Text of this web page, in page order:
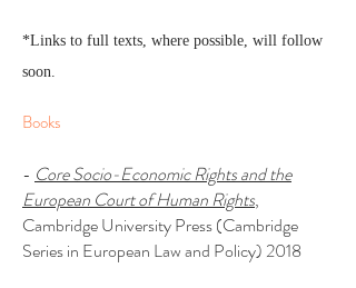
*Links to full texts, where possible, will follow
soon.
Books
- Core Socio-Economic Rights and the
European Court of Human Rights,
Cambridge University Press (Cambridge
Series in European Law and Policy) 2018